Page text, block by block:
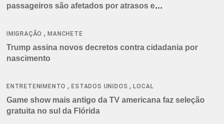
passageiros são afetados por atrasos e
IMIGRAÇÃO ,MANCHETE
Trump assina novos decretos contra cidadania por
nascimento
ENTRETENIMENTO ,ESTADOS UNIDOS ,LOCAL
Game show mais antigo da TV americana faz seleção
gratuita no sul da Flórida